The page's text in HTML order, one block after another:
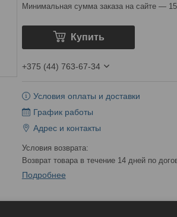
Минимальная сумма заказа на сайте —
Купить
+375 (44) 763-67-34
Условия оплаты и доставки
График работы
Адрес и контакты
возврат товара в течение 14 дней по
Подробнее